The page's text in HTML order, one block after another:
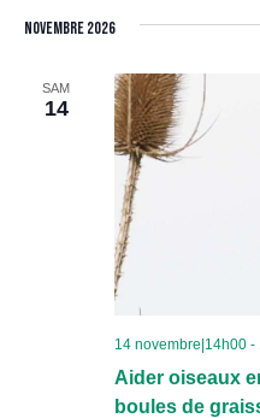
novembre 2026
SAM
14
Aider oiseaux
boules de
14 novembre|14h00-